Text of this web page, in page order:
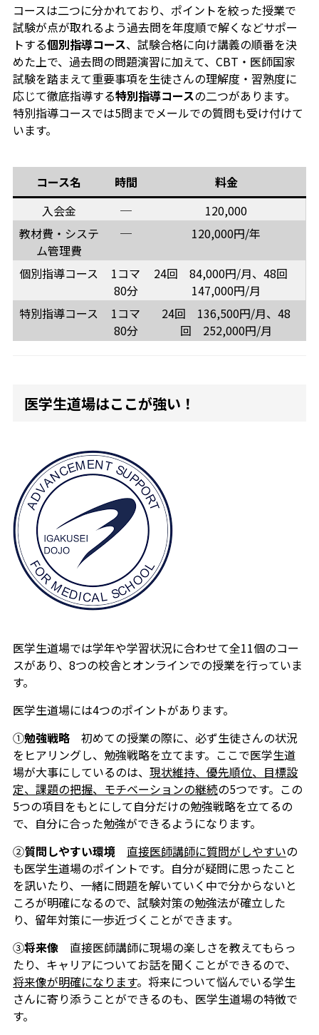
コースは二つに分かれており、ポイントを絞った授業で
試験が点が取れるよう過去問を年度順で解くなどサポー
トする個別指導コース、試験合格に向け講義の順番を決
めた上で、過去問の問題演習に加えて、CBT・医師国家
試験を踏まえて重要事項を生徒さんの理解度・習熟度に
応じて徹底指導する特別指導コースの二つがあります。
特別指導コースでは5問までメールでの質問も受け付けて
います。
コース名 時間
料金
入会金
─
120,000
教材費・システ
ム管理費
─ 120,000円/年
個別指導コース
1コマ
80分
24回 84,000円/月、48回
147,000円/月
特別指導コース
1コマ
80分
24回 136,500円/月、48
回 252,000円/月
医学生道場はここが強い！
医学生道場では学年や学習状況に合わせて全11個のコー
スがあり、8つの校舎とオンラインでの授業を行っていま
す。
医学生道場には4つのポイントがあります。
①勉強戦略初めての授業の際に、必ず生徒さんの状況
をヒアリングし、勉強戦略を立てます。ここで医学生道
場が大事にしているのは、 現状維持、優先順位、目標設
定、課題の把握、モチベーションの継続の5つです。この
5つの項目をもとにして自分だけの勉強戦略を立てるの
で、自分に合った勉強ができるようになります。
②質問しやすい環境 直接医師講師に質問がしやすいの
も医学生道場のポイントです。自分が疑問に思ったこと
を訊いたり、一緒に問題を解いていく中で分からないと
ころが明確になるので、試験対策の勉強法が確立した
り、留年対策に一歩近づくことができます。
③将来像直接医師講師に現場の楽しさを教えてもらっ
たり、キャリアについてお話を聞くことができるので、
将来像が明確になります。将来について悩んでいる学生
さんに寄り添うことができるのも、医学生道場の特徴で
す。